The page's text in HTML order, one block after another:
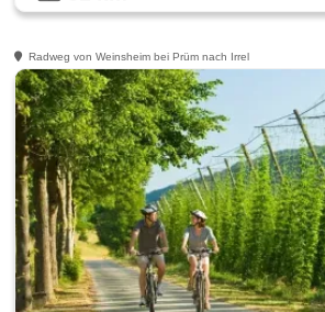
Radweg von Weinsheim bei Prüm nach Irrel